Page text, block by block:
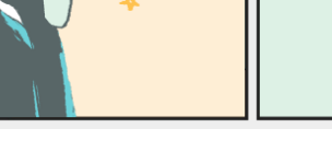
大學選才與高中育才輔助系統